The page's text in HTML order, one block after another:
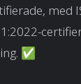
med
✅